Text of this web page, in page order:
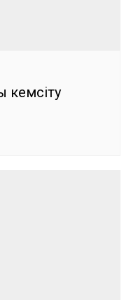
кемсіту